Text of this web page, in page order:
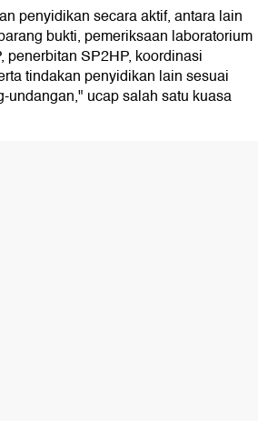
penyidikan secara aktif, antara lain
bukti, pemeriksaan laboratorium
SP2HP, koordinasi
tindakan penyidikan lain sesuai
undangan," ucap salah satu kuasa